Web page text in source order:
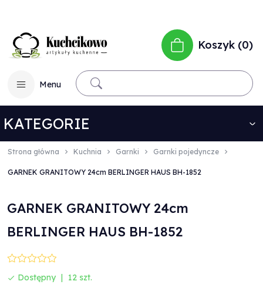
Menu
Koszyk 0
KATEGORIE
Strona główna Kuchnia Garnki Garnki pojedyncze
GARNEK GRANITOWY 24cm BERLINGER HAUS BH-1852
GARNEK GRANITOWY 24cm
BERLINGER HAUS BH-1852
Dostępny 12 szt.